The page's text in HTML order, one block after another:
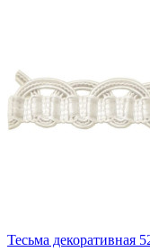
Тесьма декоративная